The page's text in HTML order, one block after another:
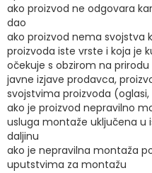
ako proizvod ne odgovara
dao
ako proizvod nema svojstva
proizvoda iste vrste i koja je
očekuje s obzirom na
javne izjave prodavca,
svojstvima proizvoda (oglasi,
ako je proizvod nepravilno
usluga montaže uključena u
daljinu
ako je nepravilna montaža
uputstvima za montažu